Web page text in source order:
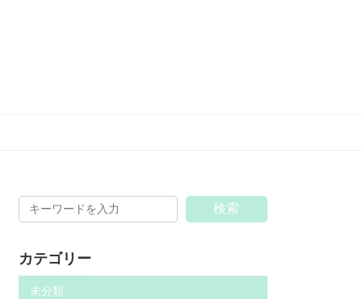
検索
カテゴリー
未分類